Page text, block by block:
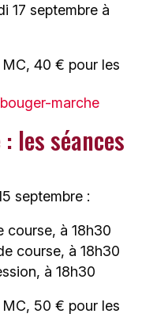
17 septembre à
40 € pour les
marche
les séances
septembre :
course, à 18h30
course, à 18h30
à 18h30
50 € pour les